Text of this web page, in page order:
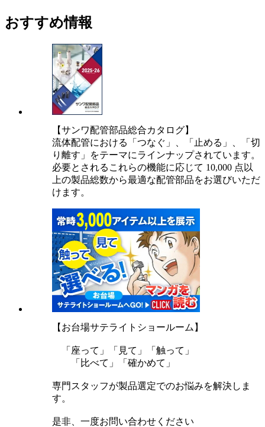
おすすめ情報
【サンワ配管部品総合カタログ】
流体配管における「つなぐ」、「止める」、「切
り離す」をテーマにラインナップされています。
必要とされるこれらの機能に応じて 10,000 点以
上の製品総数から最適な配管部品をお選びいただ
けます。
【お台場サテライトショールーム】
「座って」「見て」「触って」
「比べて」「確かめて」
専門スタッフが製品選定でのお悩みを解決しま
す。
是非、一度お問い合わせください